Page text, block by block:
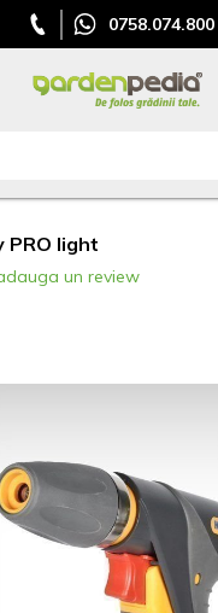
0758.074.800
PRO light
un review